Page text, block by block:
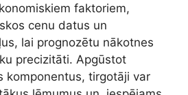
faktoriem,
cenu datus un
lai prognozētu nākotnes
precizitāti. Apgūstot
komponentus, tirgotāji var